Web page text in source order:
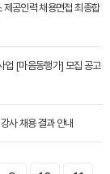
공인력 채용면접 최종합
[마음동행가] 모집 공고
사 채용 결과 안내